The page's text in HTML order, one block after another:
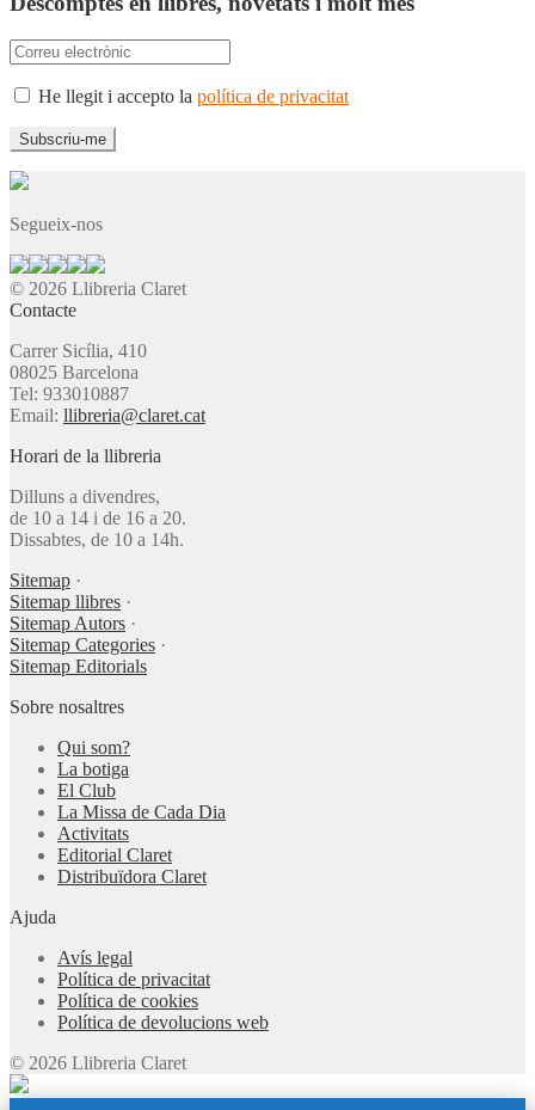
He llegit i accepto la política de privacitat
Segueix-nos
© 2026 Llibreria Claret
Contacte
Carrer Sicília, 410
08025 Barcelona
Tel: 933010887
Email: llibreria@claret.cat
Horari de la llibreria
Dilluns a divendres,
de 10 a 14 i de 16 a 20.
Dissabtes, de 10 a 14h.
Sitemap ·
Sitemap llibres ·
Sitemap Autors ·
Sitemap Categories ·
Sitemap Editorials
Sobre nosaltres
Qui som?
La botiga
El Club
La Missa de Cada Dia
Activitats
Editorial Claret
Distribuïdora Claret
Ajuda
Avís legal
Política de privacitat
Política de cookies
Política de devolucions web
© 2026 Llibreria Claret